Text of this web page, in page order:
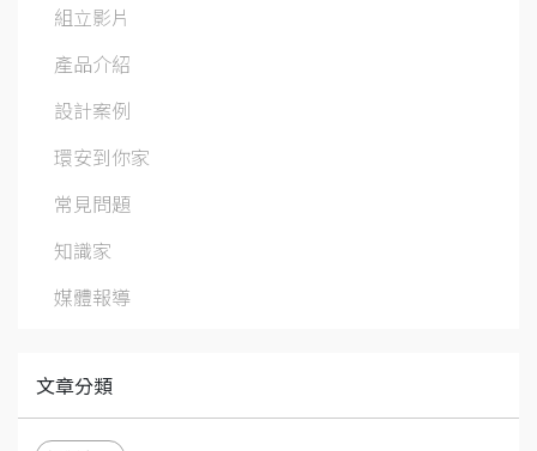
組立影片
產品介紹
設計案例
環安到你家
常見問題
知識家
媒體報導
文章分類